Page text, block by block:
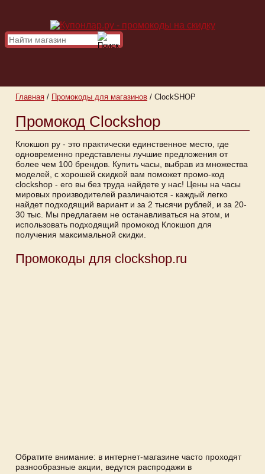
Главная / Промокоды для магазинов / ClockSHOP
Промокод Clockshop
Клокшоп ру - это практически единственное место, где
одновременно представлены лучшие предложения от
более чем 100 брендов. Купить часы, выбрав из множества
моделей, с хорошей скидкой вам поможет промо-код
clockshop - его вы без труда найдете у нас! Цены на часы
мировых производителей различаются - каждый легко
найдет подходящий вариант и за 2 тысячи рублей, и за 20-
30 тыс. Мы предлагаем не останавливаться на этом, и
использовать подходящий промокод Клокшоп для
получения максимальной скидки.
Промокоды для clockshop.ru
Обратите внимание: в интернет-магазине часто проходят
разнообразные акции, ведутся распродажи в